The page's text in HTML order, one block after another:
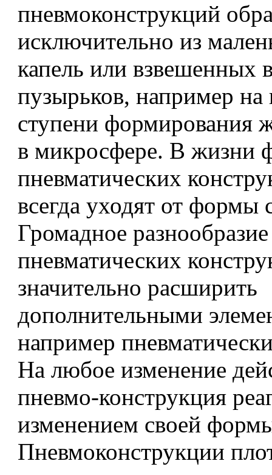
пневмоконструкций
исключительно из
капель или взвешенных
пузырьков, например на
ступени формирования
в микросфере. В жизни
пневматических
всегда уходят от формы
Громадное
пневматических
значительно расширить
дополнительными
например
На любое изменение
пневмо-конструкция
изменением своей
Пневмоконструкции